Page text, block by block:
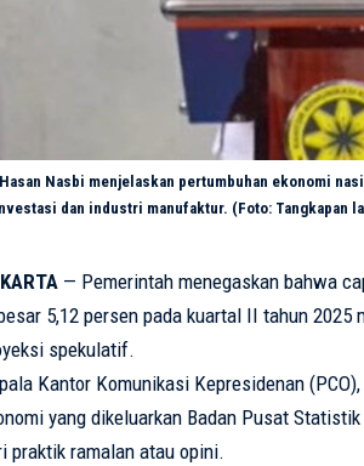
Hasan Nasbi menjelaskan pertumbuhan ekonomi
dan industri manufaktur. (Foto: Tangkapan
— Pemerintah menegaskan bahwa
5,12 persen pada kuartal II tahun 2025
spekulatif.
Kantor Komunikasi Kepresidenan
yang dikeluarkan Badan Pusat
praktik ramalan atau opini.